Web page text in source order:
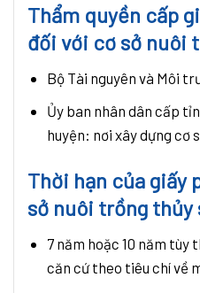
Thẩm quyền cấp
đối với cơ sở nuôi
Bộ Tài nguyên và Môi
Ủy ban nhân dân cấp
huyện: nơi xây dựng cơ
Thời hạn của giấy
sở nuôi trồng thủy
7 năm hoặc 10 năm tùy
căn cứ theo tiêu chí về